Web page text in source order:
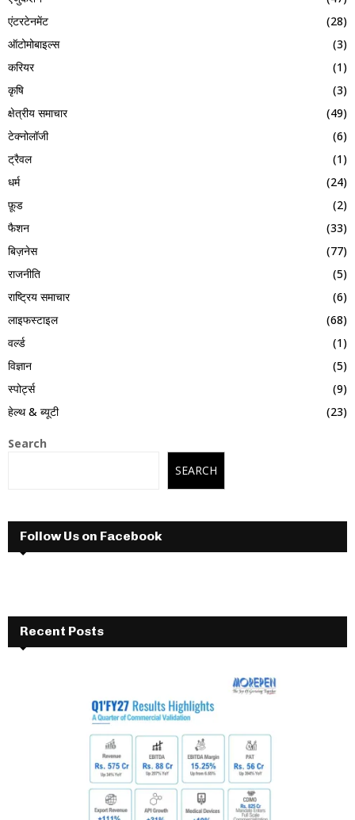
एंटरटेनमेंट
(28)
ऑटोमोबाइल्स
(3)
करियर
(1)
कृषि
(3)
क्षेत्रीय समाचार
(49)
टेक्नोलॉजी
(6)
ट्रैवल
(1)
धर्म
(24)
फ़ूड
(2)
फैशन
(33)
बिज़नेस
(77)
राजनीति
(5)
राष्ट्रिय समाचार
(6)
लाइफस्टाइल
(68)
वर्ल्ड
(1)
विज्ञान
(5)
स्पोर्ट्स
(9)
हेल्थ & ब्यूटी
(23)
Search
SEARCH
Follow Us on Facebook
Recent Posts